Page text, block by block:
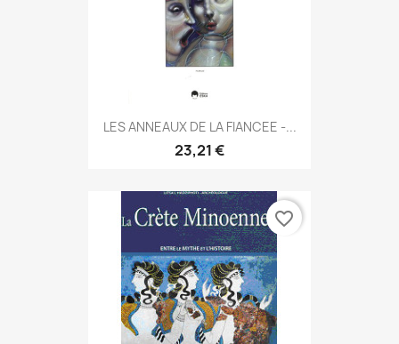
LES ANNEAUX DE LA FIANCEE -...
23,21 €
favorite_border